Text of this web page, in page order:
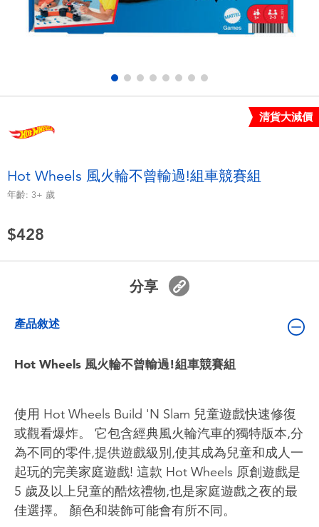
戶外及運動用品
派對用品
電池
任天堂 Switch
盲盒
角色收藏
生活雜貨
NERF熱火 清貨大減價
Hot Wheels 風火輪不曾輸過!組車競賽組
年齡: 3+ 歲
$428
分享
產品敘述
Hot Wheels 風火輪不曾輸過!組車競賽組
使用 Hot Wheels Build 'N Slam 兒童遊戲快速修復
或觀看爆炸。 它包含經典風火輪汽車的獨特版本,分
為不同的零件,提供遊戲級別,使其成為兒童和成人一
起玩的完美家庭遊戲! 這款 Hot Wheels 原創遊戲是
5 歲及以上兒童的酷炫禮物,也是家庭遊戲之夜的最
佳選擇。 顏色和裝飾可能會有所不同。